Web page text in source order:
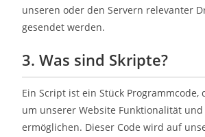
unseren oder den Servern relevanter
gesendet werden.
3. Was sind Skripte?
Ein Script ist ein Stück
um unserer Website Funktionalität
ermöglichen. Dieser Code wird auf